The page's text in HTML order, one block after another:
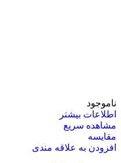
ناموجود
اطلاعات بیشتر
مشاهده سریع
مقایسه
افزودن به علاقه مندی